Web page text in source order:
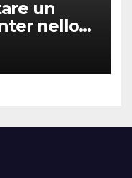
un
nello
cervello